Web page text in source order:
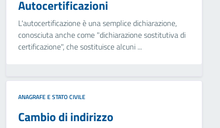
Autocertificazioni
L'autocertificazione è una semplice dichiarazione,
conosciuta anche come "dichiarazione sostitutiva di
certificazione", che sostituisce alcuni ...
ANAGRAFE E STATO CIVILE
Cambio di indirizzo